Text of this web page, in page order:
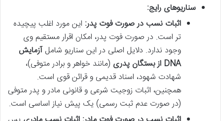
سناریوهای رایج:
اثبات نسب در صورت فوت پدر: این مورد اغلب پیچیده
تر است. در صورت فوت پدر، امکان اقرار مستقیم وی
وجود ندارد. دلایل اصلی در این سناریو شاملآزمایش
DNA از بستگان پدری
(مانند خواهر و برادر متوفی)،
شهادت شهود، اسناد قدیمی و قرائن قوی است.
همچنین، اثبات زوجیت شرعی و قانونی مادر و پدر متوفی
(در صورت عدم ثبت رسمی) یک پیش نیاز اساسی است.